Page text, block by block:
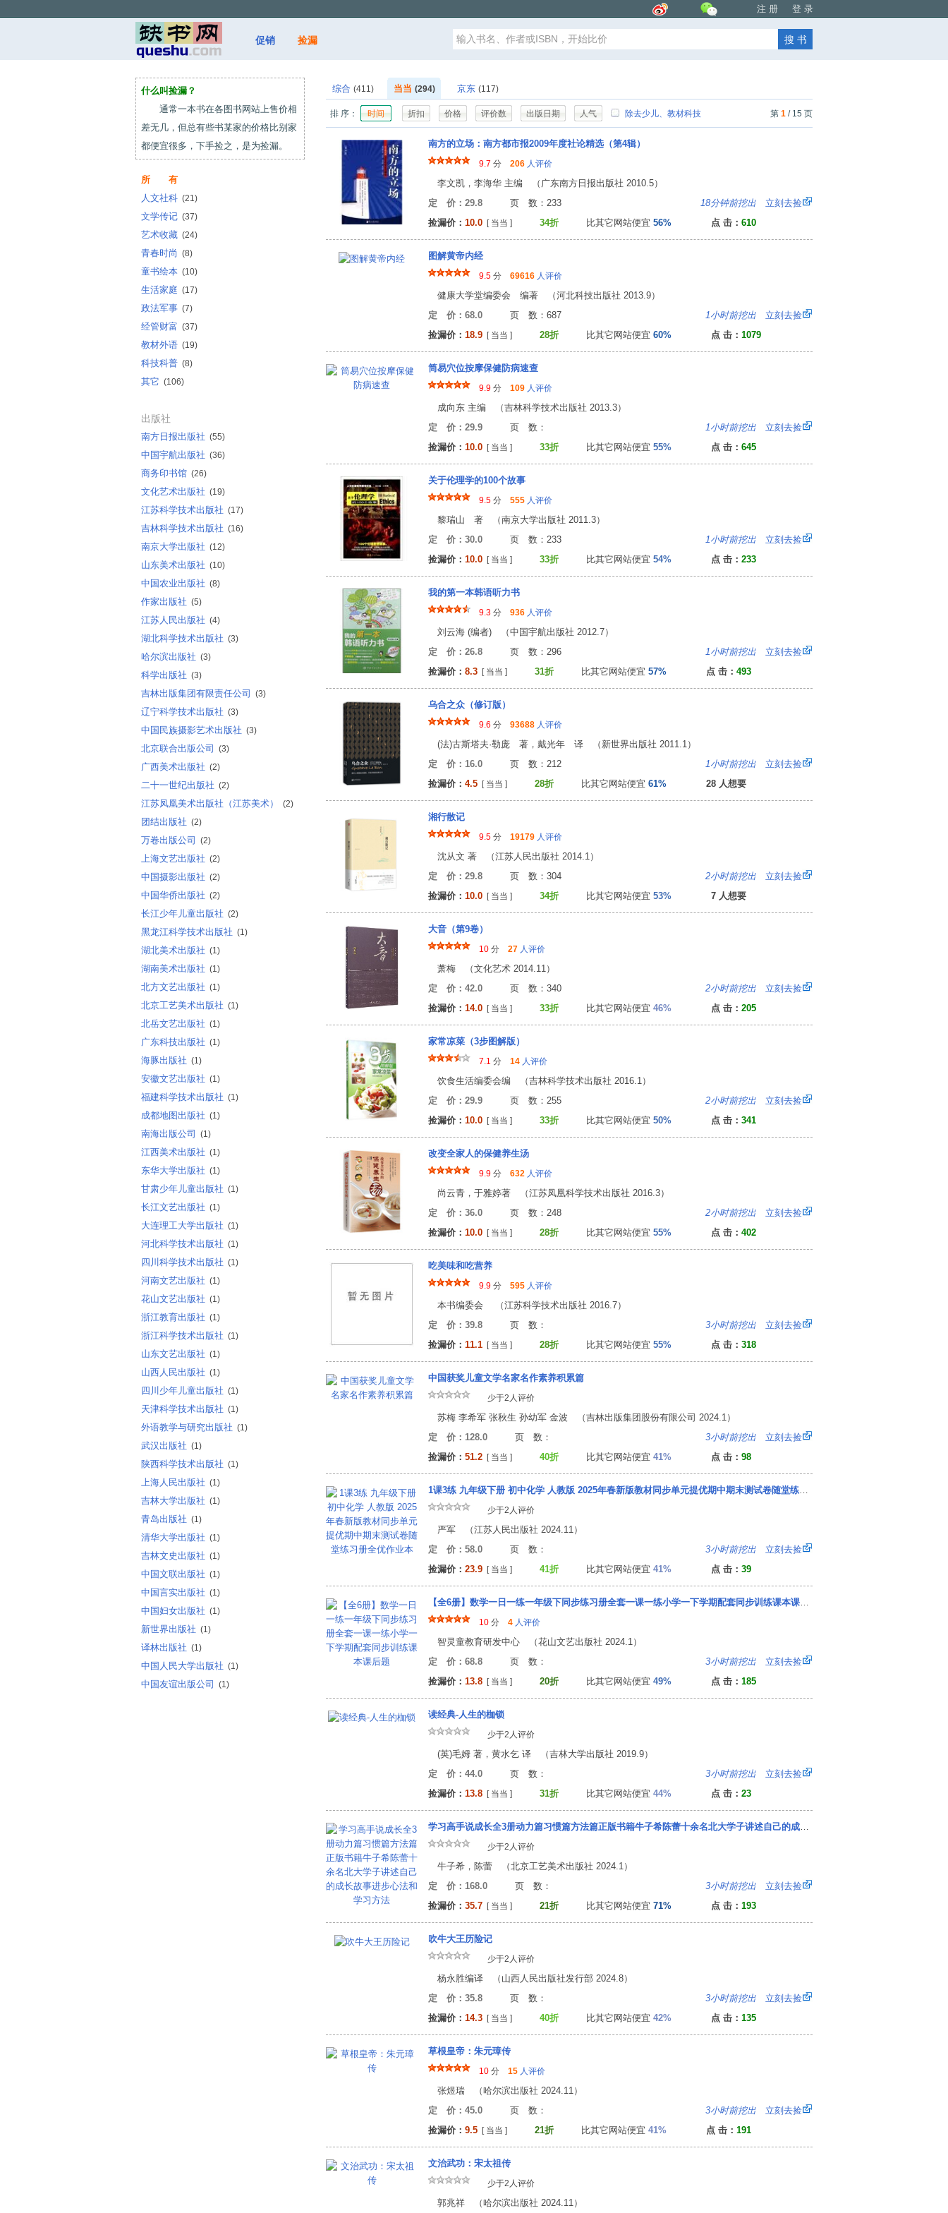
注 册 登 录
促销 捡漏
什么叫捡漏？
通常一本书在各图书网站上售价相
差无几，但总有些书某家的价格比别家
都便宜很多，下手捡之，是为捡漏。
所 有
人文社科 (21)
文学传记 (37)
艺术收藏 (24)
青春时尚 (8)
童书绘本 (10)
生活家庭 (17)
政法军事 (7)
经管财富 (37)
教材外语 (19)
科技科普 (8)
其它 (106)
出版社
南方日报出版社 (55)
中国宇航出版社 (36)
商务印书馆 (26)
文化艺术出版社 (19)
江苏科学技术出版社 (17)
吉林科学技术出版社 (16)
南京大学出版社 (12)
山东美术出版社 (10)
中国农业出版社 (8)
作家出版社 (5)
江苏人民出版社 (4)
湖北科学技术出版社 (3)
哈尔滨出版社 (3)
科学出版社 (3)
吉林出版集团有限责任公司 (3)
辽宁科学技术出版社 (3)
中国民族摄影艺术出版社 (3)
北京联合出版公司 (3)
广西美术出版社 (2)
二十一世纪出版社 (2)
江苏凤凰美术出版社（江苏美术） (2)
团结出版社 (2)
万卷出版公司 (2)
上海文艺出版社 (2)
中国摄影出版社 (2)
中国华侨出版社 (2)
长江少年儿童出版社 (2)
黑龙江科学技术出版社 (1)
湖北美术出版社 (1)
湖南美术出版社 (1)
北方文艺出版社 (1)
北京工艺美术出版社 (1)
北岳文艺出版社 (1)
广东科技出版社 (1)
海豚出版社 (1)
安徽文艺出版社 (1)
福建科学技术出版社 (1)
成都地图出版社 (1)
南海出版公司 (1)
江西美术出版社 (1)
东华大学出版社 (1)
甘肃少年儿童出版社 (1)
长江文艺出版社 (1)
大连理工大学出版社 (1)
河北科学技术出版社 (1)
四川科学技术出版社 (1)
河南文艺出版社 (1)
花山文艺出版社 (1)
浙江教育出版社 (1)
浙江科学技术出版社 (1)
山东文艺出版社 (1)
山西人民出版社 (1)
四川少年儿童出版社 (1)
天津科学技术出版社 (1)
外语教学与研究出版社 (1)
武汉出版社 (1)
陕西科学技术出版社 (1)
上海人民出版社 (1)
吉林大学出版社 (1)
青岛出版社 (1)
清华大学出版社 (1)
吉林文史出版社 (1)
中国文联出版社 (1)
中国言实出版社 (1)
中国妇女出版社 (1)
新世界出版社 (1)
译林出版社 (1)
中国人民大学出版社 (1)
中国友谊出版公司 (1)
综合 (411) 当当 (294) 京东 (117)
排 序： 时间 折扣 价格 评价数 出版日期 人气 除去少儿、教材科技 第 1 / 15 页
南方的立场：南方都市报2009年度社论精选（第4辑）
9.7 分 206 人评价
李文凯，李海华 主编 （广东南方日报出版社 2010.5）
定 价：29.8 页 数：233 18分钟前挖出 立刻去捡
捡漏价： 10.0 [ 当当 ] 34折 比其它网站便宜 56% 点 击： 610
图解黄帝内经
9.5 分 69616 人评价
健康大学堂编委会 编著 （河北科技出版社 2013.9）
定 价：68.0 页 数：687 1小时前挖出 立刻去捡
捡漏价： 18.9 [ 当当 ] 28折 比其它网站便宜 60% 点 击： 1079
筒易穴位按摩保健防病速查
9.9 分 109 人评价
成向东 主编 （吉林科学技术出版社 2013.3）
定 价：29.9 页 数： 1小时前挖出 立刻去捡
捡漏价： 10.0 [ 当当 ] 33折 比其它网站便宜 55% 点 击： 645
关于伦理学的100个故事
9.5 分 555 人评价
黎瑞山 著 （南京大学出版社 2011.3）
定 价：30.0 页 数：233 1小时前挖出 立刻去捡
捡漏价： 10.0 [ 当当 ] 33折 比其它网站便宜 54% 点 击： 233
我的第一本韩语听力书
9.3 分 936 人评价
刘云海 (编者) （中国宇航出版社 2012.7）
定 价：26.8 页 数：296 1小时前挖出 立刻去捡
捡漏价： 8.3 [ 当当 ] 31折 比其它网站便宜 57% 点 击： 493
乌合之众（修订版）
9.6 分 93688 人评价
(法)古斯塔夫·勒庞 著，戴光年 译 （新世界出版社 2011.1）
定 价：16.0 页 数：212 1小时前挖出 立刻去捡
捡漏价： 4.5 [ 当当 ] 28折 比其它网站便宜 61% 28 人想要
湘行散记
9.5 分 19179 人评价
沈从文 著 （江苏人民出版社 2014.1）
定 价：29.8 页 数：304 2小时前挖出 立刻去捡
捡漏价： 10.0 [ 当当 ] 34折 比其它网站便宜 53% 7 人想要
大音（第9卷）
10 分 27 人评价
萧梅 （文化艺术 2014.11）
定 价：42.0 页 数：340 2小时前挖出 立刻去捡
捡漏价： 14.0 [ 当当 ] 33折 比其它网站便宜 46% 点 击： 205
家常凉菜（3步图解版）
7.1 分 14 人评价
饮食生活编委会编 （吉林科学技术出版社 2016.1）
定 价：29.9 页 数：255 2小时前挖出 立刻去捡
捡漏价： 10.0 [ 当当 ] 33折 比其它网站便宜 50% 点 击： 341
改变全家人的保健养生汤
9.9 分 632 人评价
尚云青，于雅婷著 （江苏凤凰科学技术出版社 2016.3）
定 价：36.0 页 数：248 2小时前挖出 立刻去捡
捡漏价： 10.0 [ 当当 ] 28折 比其它网站便宜 55% 点 击： 402
吃美味和吃营养
9.9 分 595 人评价
本书编委会 （江苏科学技术出版社 2016.7）
定 价：39.8 页 数： 3小时前挖出 立刻去捡
捡漏价： 11.1 [ 当当 ] 28折 比其它网站便宜 55% 点 击： 318
中国获奖儿童文学名家名作素养积累篇
少于2人评价
苏梅 李希军 张秋生 孙幼军 金波 （吉林出版集团股份有限公司 2024.1）
定 价：128.0 页 数： 3小时前挖出 立刻去捡
捡漏价： 51.2 [ 当当 ] 40折 比其它网站便宜 41% 点 击： 98
1课3练 九年级下册 初中化学 人教版 2025年春新版教材同步单元提优期中期末测试卷随堂练习册全优作业本
少于2人评价
严军 （江苏人民出版社 2024.11）
定 价：58.0 页 数： 3小时前挖出 立刻去捡
捡漏价： 23.9 [ 当当 ] 41折 比其它网站便宜 41% 点 击： 39
【全6册】数学一日一练一年级下同步练习册全套一课一练小学一下学期配套同步训练课本课后题
10 分 4 人评价
智灵童教育研发中心 （花山文艺出版社 2024.1）
定 价：68.8 页 数： 3小时前挖出 立刻去捡
捡漏价： 13.8 [ 当当 ] 20折 比其它网站便宜 49% 点 击： 185
读经典-人生的枷锁
少于2人评价
(英)毛姆 著，黄水乞 译 （吉林大学出版社 2019.9）
定 价：44.0 页 数： 3小时前挖出 立刻去捡
捡漏价： 13.8 [ 当当 ] 31折 比其它网站便宜 44% 点 击： 23
学习高手说成长全3册动力篇习惯篇方法篇正版书籍牛子希陈蕾十余名北大学子讲述自己的成长故事进步心法和学习方法
少于2人评价
牛子希，陈蕾 （北京工艺美术出版社 2024.1）
定 价：168.0 页 数： 3小时前挖出 立刻去捡
捡漏价： 35.7 [ 当当 ] 21折 比其它网站便宜 71% 点 击： 193
吹牛大王历险记
少于2人评价
杨永胜编译 （山西人民出版社发行部 2024.8）
定 价：35.8 页 数： 3小时前挖出 立刻去捡
捡漏价： 14.3 [ 当当 ] 40折 比其它网站便宜 42% 点 击： 135
草根皇帝：朱元璋传
10 分 15 人评价
张煜瑞 （哈尔滨出版社 2024.11）
定 价：45.0 页 数： 3小时前挖出 立刻去捡
捡漏价： 9.5 [ 当当 ] 21折 比其它网站便宜 41% 点 击： 191
文治武功：宋太祖传
少于2人评价
郭兆祥 （哈尔滨出版社 2024.11）